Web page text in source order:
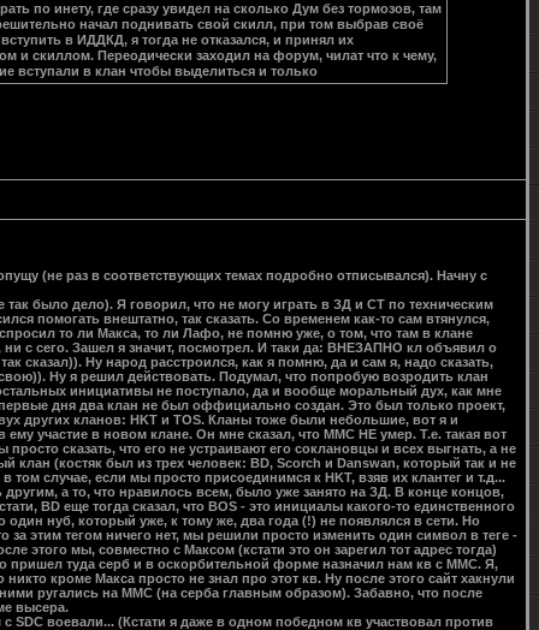
по инету, где сразу увидел на сколько Дум без тормозов, там
начал поднивать свой скилл, при том выбрав своё
в ИДДКД, я тогда не отказался, и принял их
и скиллом. Переодически заходил на форум, чилат что к чему,
вступали в клан чтобы выделиться и только
(не раз в соответствующих темах подробно отписывался). Начну с
было дело). Я говорил, что не могу играть в ЗД и СТ по техническим
помогать внештатно, так сказать. Со временем как-то сам втянулся,
то ли Макса, то ли Лафо, не помню уже, о том, что там в клане
ни с сего. Зашел я значит, посмотрел. И таки да: ВНЕЗАПНО кл объявил о
сказал)). Ну народ расстроился, как я помню, да и сам я, надо сказать,
Ну я решил действовать. Подумал, что попробую возродить клан
инициативы не поступало, да и вообще моральный дух, как мне
дня два клан не был оффициально создан. Это был только проект,
других кланов: HKT и TOS. Кланы тоже были небольшие, вот я и
участие в новом клане. Он мне сказал, что ММС НЕ умер. Т.е. такая вот
сказать, что его не устраивают его соклановцы и всех выгнать, а не
(костяк был из трех человек: BD, Scorch и Danswan, который так и не
случае, если мы просто присоединимся к HKT, взяв их клантег и т.д...
а то, что нравилось всем, было уже занято на ЗД. В конце концов,
BD еще тогда сказал, что BOS - это инициалы какого-то единственного
нуб, который уже, к тому же, два года (!) не появлялся в сети. Но
этим тегом ничего нет, мы решили просто изменить один символ в теге -
этого мы, совместно с Максом (кстати это он зарегил тот адрес тогда)
пришел туда серб и в оскорбительной форме назначил нам кв с ММС. Я,
кроме Макса просто не знал про этот кв. Ну после этого сайт хакнули
ругались на ММС (на серба главным образом). Забавно, что после
высера.
воевали... (Кстати я даже в одном победном кв участвовал против